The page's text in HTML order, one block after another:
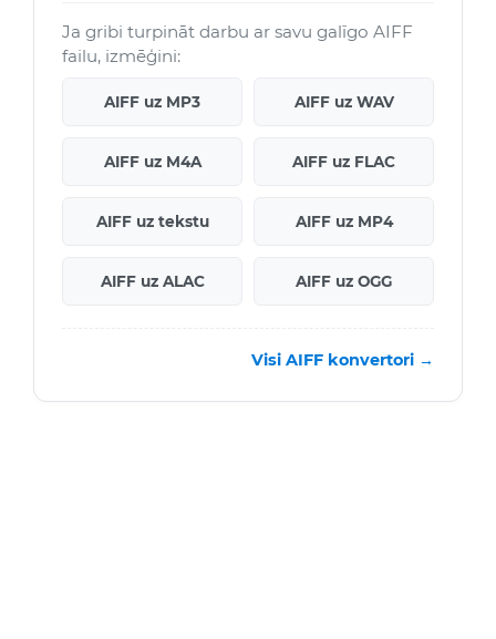
Ja gribi turpināt darbu ar savu galīgo AIFF
failu, izmēģini:
AIFF uz MP3 AIFF uz WAV
AIFF uz M4A AIFF uz FLAC
AIFF uz tekstu AIFF uz MP4
AIFF uz ALAC AIFF uz OGG
Visi AIFF konvertori →